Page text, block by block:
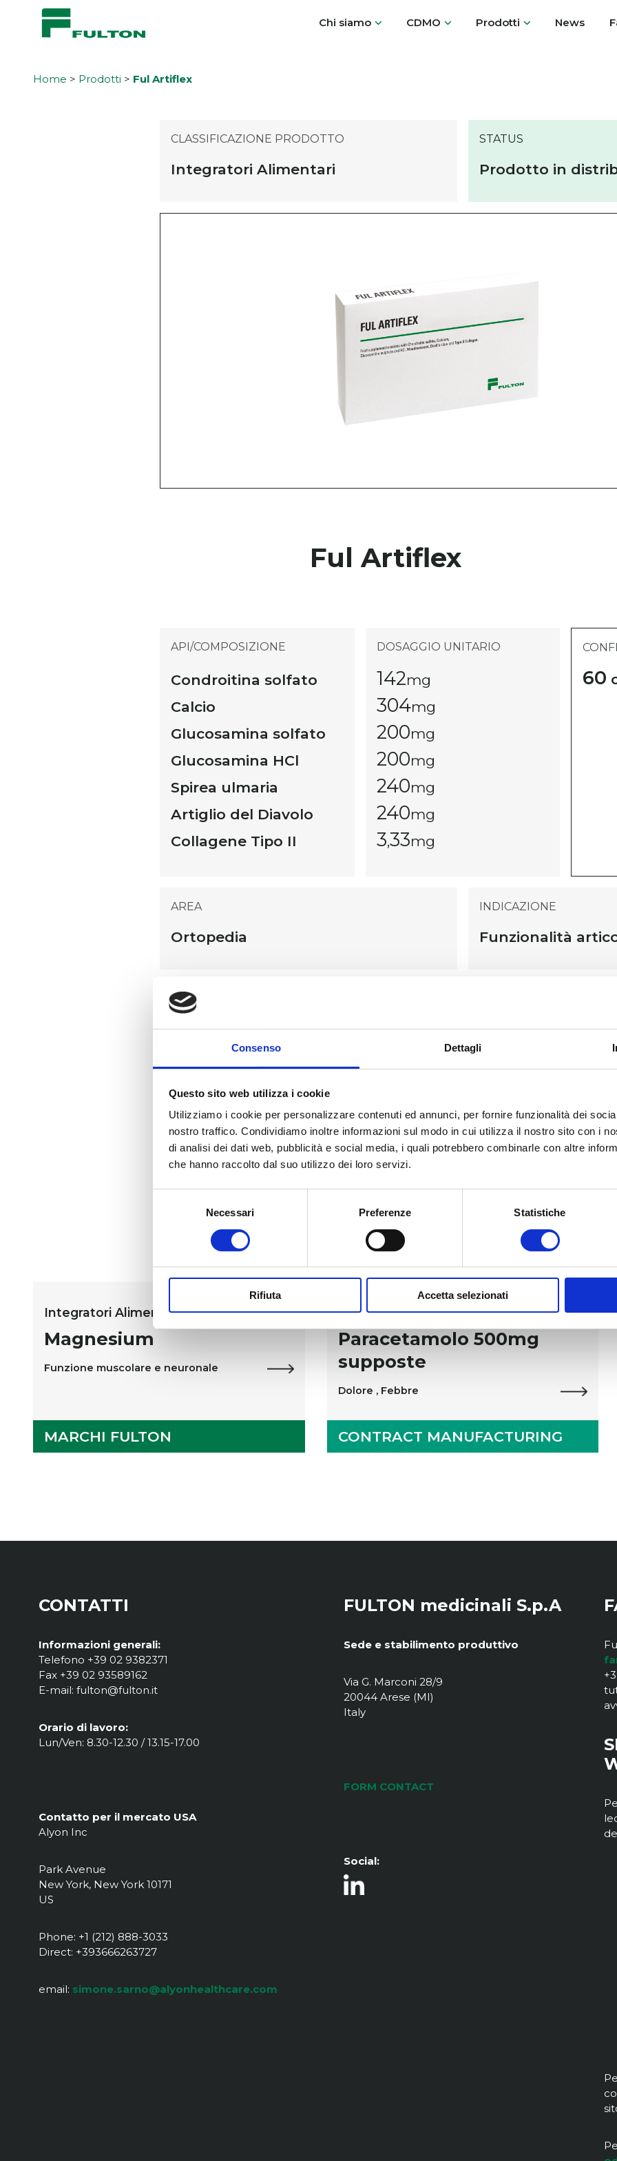
Consenso Dettagli
Questo sito web utilizza i cookie
Utilizziamo i cookie per personalizzare contenuti ed annunci, per fornire funzionalità dei
nostro traffico. Condividiamo inoltre informazioni sul modo in cui utilizza il nostro sito con i
di analisi dei dati web, pubblicità e social media, i quali potrebbero combinarle con altre
che hanno raccolto dal suo utilizzo dei loro servizi.
Necessari Preferenze Statistiche
Rifiuta Accetta selezionati
Chi siamo CDMO Prodotti News
Home > Prodotti > Ful Artiflex
CLASSIFICAZIONE PRODOTTO
Integratori Alimentari
STATUS
Prodotto in
Ful Artiflex
API/COMPOSIZIONE
Condroitina solfato
Calcio
Glucosamina solfato
Glucosamina HCl
Spirea ulmaria
Artiglio del Diavolo
Collagene Tipo II
DOSAGGIO UNITARIO
142mg
304mg
200mg
200mg
240mg
240mg
3,33mg
60
AREA
Ortopedia
INDICAZIONE
Funzionalità
MAGGIORI INFORMAZIONI
Ful Artiflex è un integratore alimentare di Calcio, Glucosamina e Collagene di tipo II,
vegetali di Artiglio del diavolo e Spirea. La Glucosamina e il Collagene di tipo II sono
cartilagini articolari, l’Artiglio del diavolo supporta la funzionalità articolare, il calcio è
mantenimento di ossa sane.
Prodotti correlati
Integratori Alimentari
Magnesium
Funzione muscolare e neuronale
MARCHI FULTON
Farmaci
Paracetamolo 500mg
supposte
Dolore , Febbre
CONTRACT MANUFACTURING
CONTATTI
Informazioni generali:
Telefono +39 02 9382371
Fax +39 02 93589162
E-mail: fulton@fulton.it
Orario di lavoro:
Lun/Ven: 8.30-12.30 / 13.15-17.00
Contatto per il mercato USA
Alyon Inc
Park Avenue
New York, New York 10171
US
Phone: +1 (212) 888-3033
Direct: +393666263727
email: simone.sarno@alyonhealthcare.com
FULTON medicinali S.p.A
Sede e stabilimento produttivo
Via G. Marconi 28/9
20044 Arese (MI)
Italy
FORM CONTACT
Social: